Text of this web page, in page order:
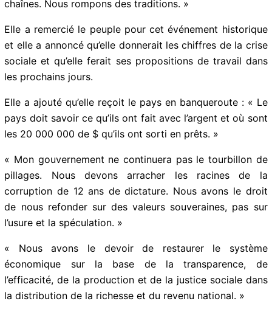
des chaînes. Nous rompons des traditions. »
Elle a remercié le peuple pour cet événement
historique et elle a annoncé qu’elle donnerait les
chiffres de la crise sociale et qu’elle ferait ses
propositions de travail dans les prochains jours.
Elle a ajouté qu’elle reçoit le pays en banqueroute :
« Le pays doit savoir ce qu’ils ont fait avec l’argent et
où sont les 20 000 000 de $ qu’ils ont sorti en prêts. »
« Mon gouvernement ne continuera pas le tourbillon
de pillages. Nous devons arracher les racines de la
corruption de 12 ans de dictature. Nous avons le droit
de nous refonder sur des valeurs souveraines, pas sur
l’usure et la spéculation. »
« Nous avons le devoir de restaurer le système
économique sur la base de la transparence, de
l’efficacité, de la production et de la justice sociale
dans la distribution de la richesse et du revenu